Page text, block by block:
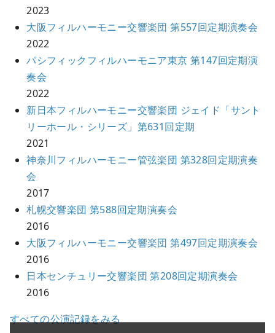
2023
大阪フィルハーモニー交響楽団 第557回定期演奏会
2022
パシフィックフィルハーモニア東京 第147回定期演
奏会
2022
新日本フィルハーモニー交響楽団 ジェイド「サント
リーホール・シリーズ」第631回定期
2021
神奈川フィルハーモニー管弦楽団 第328回定期演奏
会
2017
札幌交響楽団 第588回定期演奏会
2016
大阪フィルハーモニー交響楽団 第497回定期演奏会
2016
日本センチュリー交響楽団 第208回定期演奏会
2016
すべての公演記録をみる